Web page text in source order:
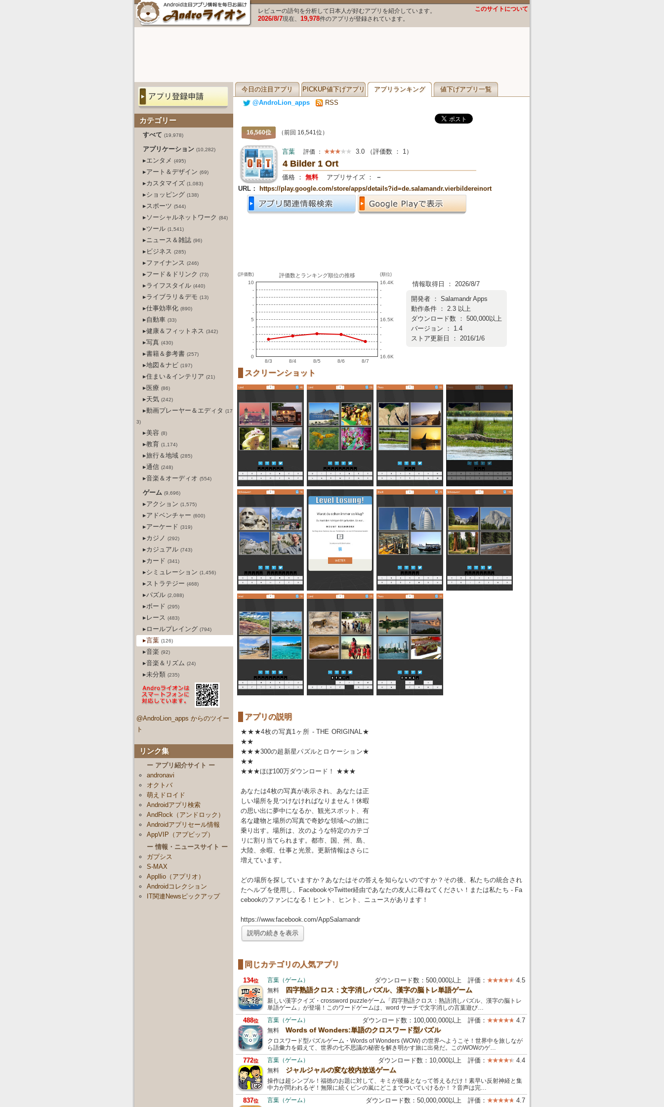
レビューの語句を分析して日本人が好むアプリを紹介しています。
2026/8/7現在、 19,978件のアプリが登録されています。
このサイトについて
今日の注目アプリ PICKUP値下げアプリ アプリランキング
値下げアプリ一覧
@AndroLion_apps
RSS
カテゴリー
すべて (19,978)
アプリケーション (10,282)
▸エンタメ (495)
▸アート＆デザイン (69)
▸カスタマイズ (1,083)
▸ショッピング (138)
▸スポーツ (544)
▸ソーシャルネットワーク (84)
▸ツール (1,541)
▸ニュース＆雑誌 (96)
▸ビジネス (285)
▸ファイナンス (246)
▸フード＆ドリンク (73)
▸ライフスタイル (440)
▸ライブラリ＆デモ (13)
▸仕事効率化 (890)
▸自動車 (33)
▸健康＆フィットネス (342)
▸写真 (430)
▸書籍＆参考書 (257)
▸地図＆ナビ (197)
▸住まい＆インテリア (21)
▸医療 (86)
▸天気 (242)
▸動画プレーヤー＆エディタ (17
3)
▸美容 (8)
▸教育 (1,174)
▸旅行＆地域 (285)
▸通信 (248)
▸音楽＆オーディオ (554)
ゲーム (9,696)
▸アクション (1,575)
▸アドベンチャー (600)
▸アーケード (319)
▸カジノ (292)
▸カジュアル (743)
▸カード (341)
▸シミュレーション (1,456)
▸ストラテジー (468)
▸パズル (2,088)
▸ボード (295)
▸レース (483)
▸ロールプレイング (794)
▸言葉 (126)
▸音楽 (92)
▸音楽＆リズム (24)
▸未分類 (235)
@AndroLion_apps からのツイー
ト
リンク集
ー アプリ紹介サイト ー
andronavi
オクトバ
萌えドロイド
Androidアプリ検索
AndRock（アンドロック）
Androidアプリセール情報
AppVIP（アプビップ）
ー 情報・ニュースサイト ー
ガプシス
S-MAX
Appllio（アプリオ）
Androidコレクション
IT関連Newsピックアップ
16,560位 （前回 16,541位）
言葉 評価 ： 3.0 （評価数 ： 1）
4 Bilder 1 Ort
価格 ： 無料 アプリサイズ ：
－
URL：
https://play.google.com/store/apps/details?id=de.salamandr.vierbildereinort
(評価数)
10
-
-
-
-
5
-
-
-
-
0
評価数とランキング順位の推移
8/3 8/4 8/5 8/6 8/7
(順位)
16.4K
-
-
-
-
16.5K
-
-
-
-
16.6K
情報取得日 ： 2026/8/7
開発者 ： Salamandr Apps
動作条件 ： 2.3 以上
ダウンロード数 ： 500,000以上
バージョン ： 1.4
ストア更新日 ： 2016/1/6
スクリーンショット
アプリの説明
★★★4枚の写真1ヶ所 - THE ORIGINAL★
★★
★★★300の超新星パズルとロケーション★
★★
★★★ほぼ100万ダウンロード！ ★★★
あなたは4枚の写真が表示され、あなたは正
しい場所を見つけなければなりません！休暇
の思い出に夢中になるか、観光スポット、有
名な建物と場所の写真で奇妙な領域への旅に
乗り出す。場所は、次のような特定のカテゴ
リに割り当てられます。都市、国、州、島、
大陸、余暇、仕事と光景。更新情報はさらに
増えています。
どの場所を探していますか？あなたはその答えを知らないのですか？その後、私たちの統合され
たヘルプを使用し、FacebookやTwitter経由であなたの友人に尋ねてください！または私たち - Fa
cebookのファンになる！ヒント、ヒント、ニュースがあります！
https://www.facebook.com/AppSalamandr
説明の続きを表示
同じカテゴリの人気アプリ
134位 言葉（ゲーム） ダウンロード数：500,000以上 評価： 4.5
無料 四字熟語クロス：文字消しパズル、漢字の脳トレ単語ゲーム
新しい漢字クイズ・crossword puzzleゲーム「四字熟語クロス：熟語消しパズル、漢字の脳トレ
単語ゲーム」が登場！このワードゲームは、word サーチで文字消しの言葉遊び…
488位 言葉（ゲーム） ダウンロード数：100,000,000以上 評価： 4.7
無料 Words of Wonders:単語のクロスワード型パズル
クロスワード型パズルゲーム・Words of Wonders (WOW) の世界へようこそ！世界中を旅しなが
ら語彙力を鍛えて、世界の七不思議の秘密を解き明かす旅に出発だ。このWOWのゲ…
772位 言葉（ゲーム） ダウンロード数：10,000以上 評価： 4.4
無料 ジャルジャルの変な校内放送ゲーム
操作は超シンプル！福徳のお題に対して、キミが後藤となって答えるだけ！素早い反射神経と集
中力が問われるぞ！無限に続くピンの嵐にどこまでついていけるか！？音声は完…
837位 言葉（ゲーム） ダウンロード数：50,000,000以上 評価： 4.7